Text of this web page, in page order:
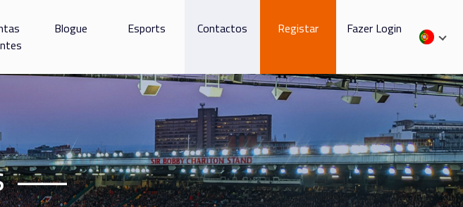
Blogue Esports Contactos Registar Fazer Login
——